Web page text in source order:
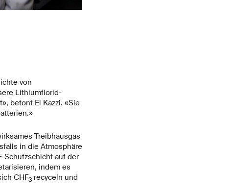
von
Lithiumflorid-
betont El Kazzi. «Sie
Treibhausgas
in die Atmosphäre
Schutzschicht auf der
indem es
CHF3 recyceln und